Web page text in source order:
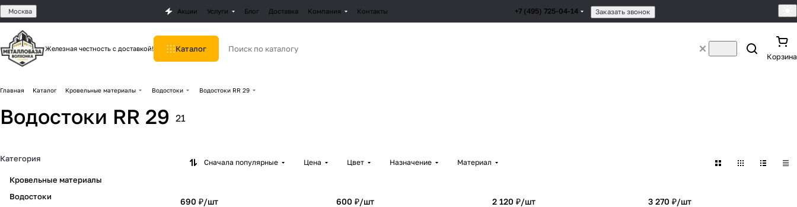
Москва Акции Услуги Блог Доставка Компания Контакты +7 (495) 725-04-14 Заказать звонок
Железная честность с доставкой! Каталог
Корзина
Главная Каталог Кровельные материалы Водостоки Водостоки RR 29
Водостоки RR 29 21
Сначала популярные Цена Цвет Назначение Материал
690 ₽/шт 600 ₽/шт 2 120 ₽/шт 3 270 ₽/шт
Категория
Кровельные материалы
Водостоки